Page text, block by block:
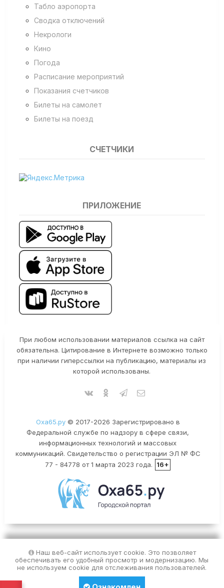
Табло аэропорта
Сводка отключений
Некрологи
Кино
Погода
Расписание мероприятий
Показания счетчиков
Билеты на самолет
Билеты на поезд
СЧЕТЧИКИ
ПРИЛОЖЕНИЕ
При любом использовании материалов ссылка на сайт
обязательна. Цитирование в Интернете возможно только
при наличии гиперссылки на публикацию, материалы из
которой использованы.
Оха65.ру© 2017-2026 Зарегистрировано в
Федеральной службе по надзору в сфере связи,
информационных технологий и массовых
коммуникаций. Свидетельство о регистрации ЭЛ № ФС
77 - 84778 от 1 марта 2023 года.
16+
Наш веб-сайт использует cookie. Это позволяет
обеспечивать его удобный просмотр и модернизацию. Мы
не используем cookie для отслеживания пользователей.